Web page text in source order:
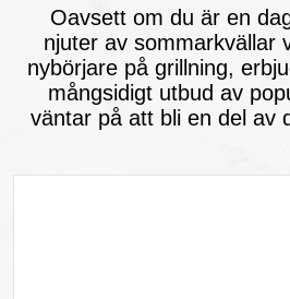
Oavsett om du är en
njuter av sommarkvällar
nybörjare på grillning,
mångsidigt utbud av
väntar på att bli en del av